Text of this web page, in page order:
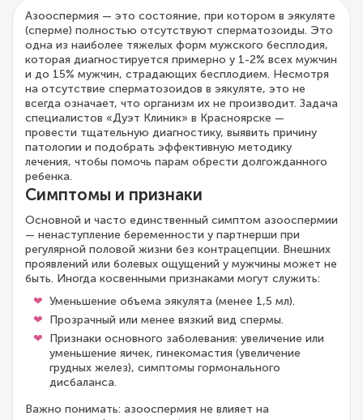
Азооспермия — это состояние, при котором в эякуляте
(сперме) полностью отсутствуют сперматозоиды. Это
одна из наиболее тяжелых форм мужского бесплодия,
которая диагностируется примерно у 1-2% всех мужчин
и до 15% мужчин, страдающих бесплодием. Несмотря
на отсутствие сперматозоидов в эякуляте, это не
всегда означает, что организм их не производит. Задача
специалистов «Дуэт Клиник» в Красноярске —
провести тщательную диагностику, выявить причину
патологии и подобрать эффективную методику
лечения, чтобы помочь парам обрести долгожданного
ребенка.
Симптомы и признаки
Основной и часто единственный симптом азооспермии
— ненаступление беременности у партнерши при
регулярной половой жизни без контрацепции. Внешних
проявлений или болевых ощущений у мужчины может не
быть. Иногда косвенными признаками могут служить:
Уменьшение объема эякулята (менее 1,5 мл).
Прозрачный или менее вязкий вид спермы.
Признаки основного заболевания: увеличение или
уменьшение яичек, гинекомастия (увеличение
грудных желез), симптомы гормонального
дисбаланса.
Важно понимать: азооспермия не влияет на